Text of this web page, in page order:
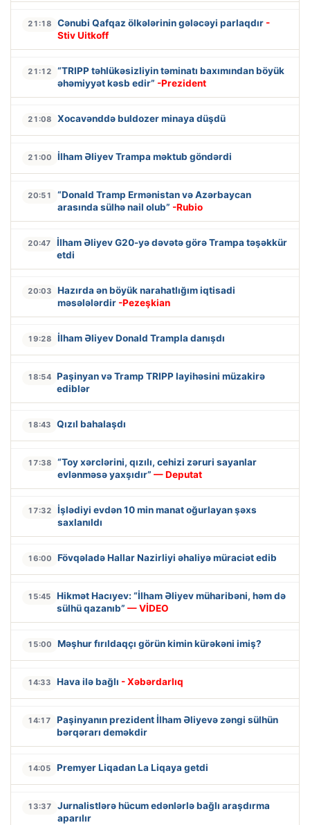
21:18 Cənubi Qafqaz ölkələrinin gələcəyi parlaqdır -
Stiv Uitkoff
21:12
“TRIPP təhlükəsizliyin təminatı baxımından böyük
əhəmiyyət kəsb edir” -Prezident
21:08 Xocavənddə buldozer minaya düşdü
21:00 İlham Əliyev Trampa məktub göndərdi
20:51
“Donald Tramp Ermənistan və Azərbaycan
arasında sülhə nail olub” -Rubio
20:47
İlham Əliyev G20-yə dəvətə görə Trampa təşəkkür
etdi
20:03
Hazırda ən böyük narahatlığım iqtisadi
məsələlərdir -Pezeşkian
19:28 İlham Əliyev Donald Trampla danışdı
18:54 Paşinyan və Tramp TRIPP layihəsini müzakirə
ediblər
18:43 Qızıl bahalaşdı
17:38
“Toy xərclərini, qızılı, cehizi zəruri sayanlar
evlənməsə yaxşıdır” — Deputat
17:32
İşlədiyi evdən 10 min manat oğurlayan şəxs
saxlanıldı
16:00 Fövqəladə Hallar Nazirliyi əhaliyə müraciət edib
15:45
Hikmət Hacıyev: “İlham Əliyev müharibəni, həm də
sülhü qazanıb” — VİDEO
15:00 Məşhur fırıldaqçı görün kimin kürəkəni imiş?
14:33 Hava ilə bağlı - Xəbərdarlıq
14:17
Paşinyanın prezident İlham Əliyevə zəngi sülhün
bərqərarı deməkdir
14:05 Premyer Liqadan La Liqaya getdi
13:37
Jurnalistlərə hücum edənlərlə bağlı araşdırma
aparılır